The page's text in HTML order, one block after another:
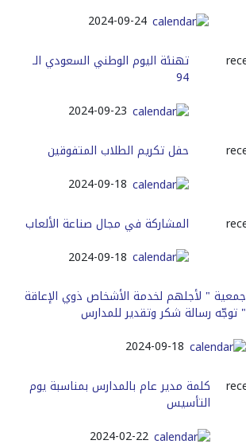
2024-09-24
تهنئة اليوم الوطني السعودي الـ
94
2024-09-23
حفل تكريم الطلاب المتفوقين
2024-09-18
المشاركة في مجال صناعة الألعاب
2024-09-18
جمعية " لأجلهم لخدمة الأشخاص ذوي الإعاقة
" توجّه رسالة شكر وتقدير للمدارس
2024-09-18
كلمة مدير عام بالمدارس بمناسبة يوم
التأسيس
2024-02-22